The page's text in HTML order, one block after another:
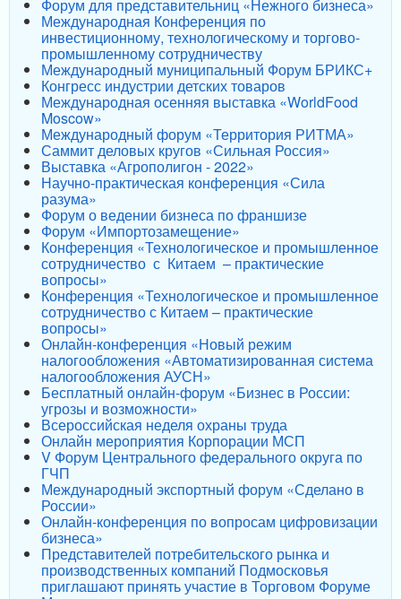
Форум для представительниц «Нежного бизнеса»
Международная Конференция по
инвестиционному, технологическому и торгово-
промышленному сотрудничеству
Международный муниципальный Форум БРИКС+
Конгресс индустрии детских товаров
Международная осенняя выставка «WorldFood
Moscow»
Международный форум «Территория РИТМА»
Саммит деловых кругов «Сильная Россия»
Выставка «Агрополигон - 2022»
Научно-практическая конференция «Сила
разума»
Форум о ведении бизнеса по франшизе
Форум «Импортозамещение»
Конференция «Технологическое и промышленное
сотрудничество с Китаем – практические
вопросы»
Конференция «Технологическое и промышленное
сотрудничество с Китаем – практические
вопросы»
Онлайн-конференция «Новый режим
налогообложения «Автоматизированная система
налогообложения АУСН»
Бесплатный онлайн-форум «Бизнес в России:
угрозы и возможности»
Всероссийская неделя охраны труда
Онлайн мероприятия Корпорации МСП
V Форум Центрального федерального округа по
ГЧП
Международный экспортный форум «Сделано в
России»
Онлайн-конференция по вопросам цифровизации
бизнеса»
Представителей потребительского рынка и
производственных компаний Подмосковья
приглашают принять участие в Торговом Форуме